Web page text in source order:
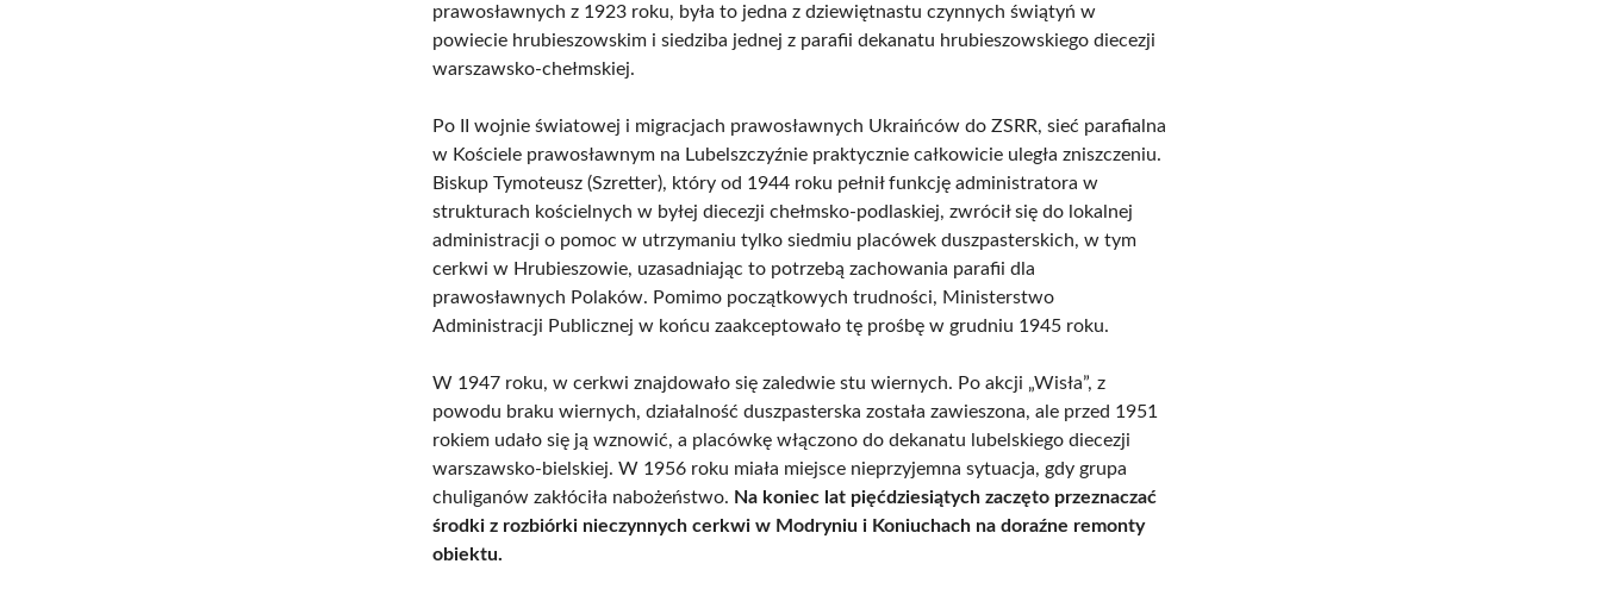
prawosławnych z 1923 roku, była to jedna z dziewiętnastu czynnych świątyń w
powiecie hrubieszowskim i siedziba jednej z parafii dekanatu hrubieszowskiego diecezji
warszawsko-chełmskiej.
Po II wojnie światowej i migracjach prawosławnych Ukraińców do ZSRR, sieć parafialna
w Kościele prawosławnym na Lubelszczyźnie praktycznie całkowicie uległa zniszczeniu.
Biskup Tymoteusz (Szretter), który od 1944 roku pełnił funkcję administratora w
strukturach kościelnych w byłej diecezji chełmsko-podlaskiej, zwrócił się do lokalnej
administracji o pomoc w utrzymaniu tylko siedmiu placówek duszpasterskich, w tym
cerkwi w Hrubieszowie, uzasadniając to potrzebą zachowania parafii dla
prawosławnych Polaków. Pomimo początkowych trudności, Ministerstwo
Administracji Publicznej w końcu zaakceptowało tę prośbę w grudniu 1945 roku.
W 1947 roku, w cerkwi znajdowało się zaledwie stu wiernych. Po akcji „Wisła”, z
powodu braku wiernych, działalność duszpasterska została zawieszona, ale przed 1951
rokiem udało się ją wznowić, a placówkę włączono do dekanatu lubelskiego diecezji
warszawsko-bielskiej. W 1956 roku miała miejsce nieprzyjemna sytuacja, gdy grupa
chuliganów zakłóciła nabożeństwo. Na koniec lat pięćdziesiątych zaczęto przeznaczać
środki z rozbiórki nieczynnych cerkwi w Modryniu i Koniuchach na doraźne remonty
obiektu.